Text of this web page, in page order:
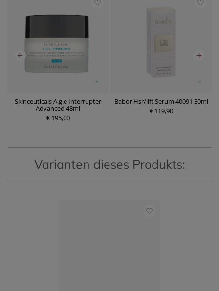
Skinceuticals A.g.e Interrupter
Advanced 48ml
€ 195,00
Babor Hsr/lift Serum 40091 30ml
€ 119,90
Varianten dieses Produkts: